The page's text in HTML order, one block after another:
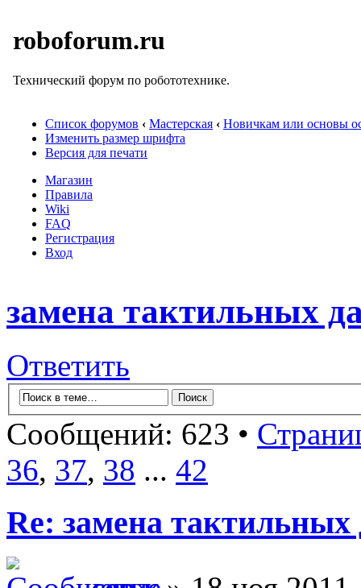
roboforum.ru
Технический форум по робототехнике.
Список форумов ‹ Мастерская ‹ Новичкам или основы
Изменить размер шрифта
Версия для печати
Магазин
Правила
Wiki
FAQ
Регистрация
Вход
замена тактильных
Ответить
Сообщений: 623 •
36, 37, 38 ... 42
Re: замена тактильных